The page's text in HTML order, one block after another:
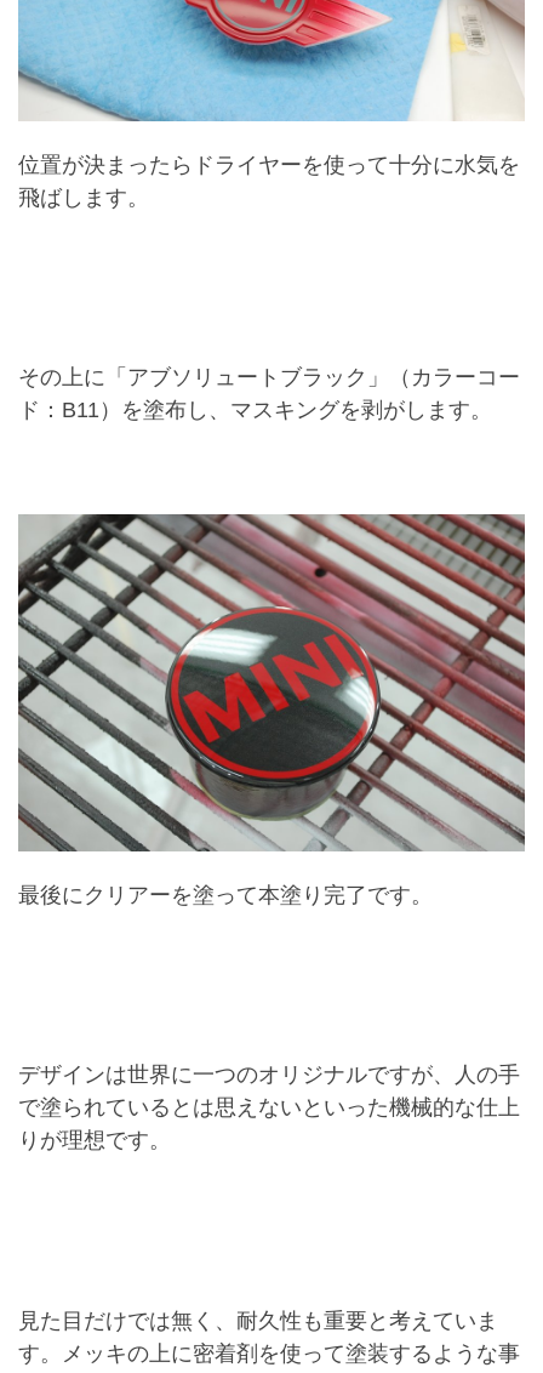
位置が決まったらドライヤーを使って十分に水気を
飛ばします。
その上に「アブソリュートブラック」（カラーコー
ド：B11）を塗布し、マスキングを剥がします。
最後にクリアーを塗って本塗り完了です。
デザインは世界に一つのオリジナルですが、人の手
で塗られているとは思えないといった機械的な仕上
りが理想です。
見た目だけでは無く、耐久性も重要と考えていま
す。メッキの上に密着剤を使って塗装するような事